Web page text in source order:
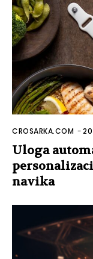
CROSARKA.COM -
Uloga
navika